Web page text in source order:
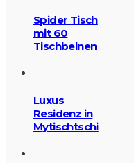
Spider Tisch
mit 60
Tischbeinen
Luxus
Residenz in
Mytischtschi